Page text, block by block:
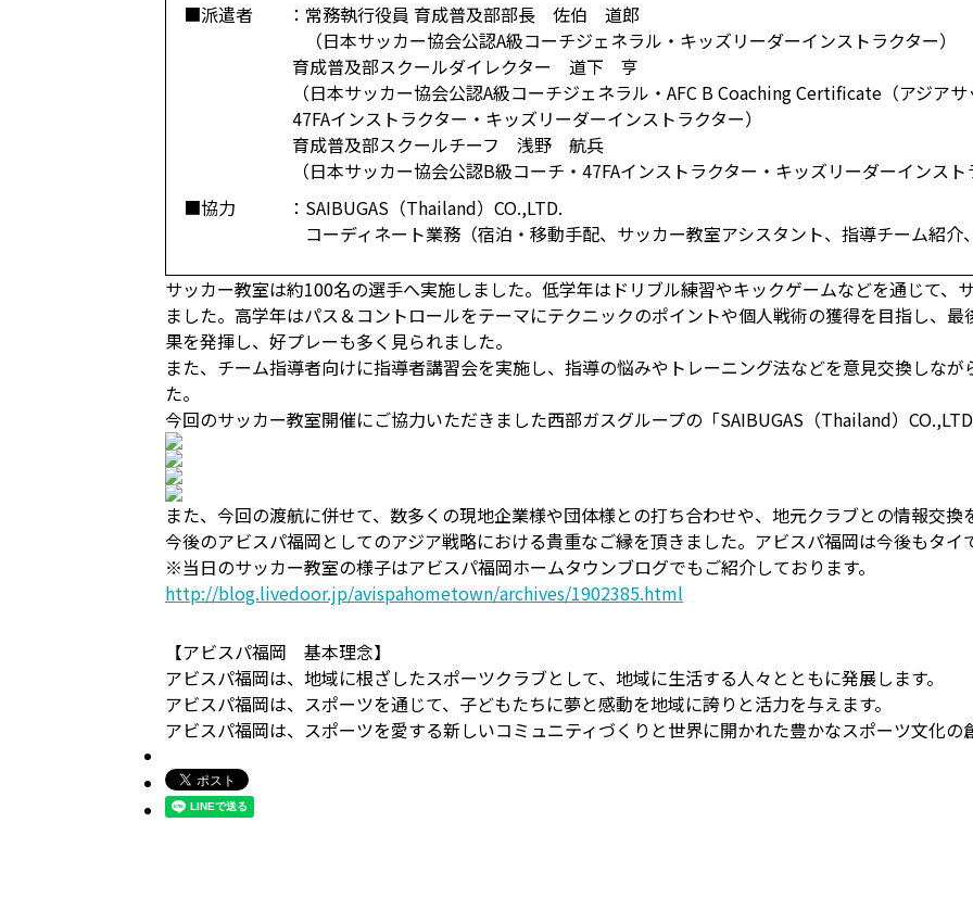
■派遣者 ： 常務執行役員 育成普及部部長 佐伯 道郎
（日本サッカー協会公認A級コーチジェネラル・キッズリーダーインストラクター）
育成普及部スクールダイレクター 道下 亨
（日本サッカー協会公認A級コーチジェネラル・AFC B Coaching Certificate（アジア
47FAインストラクター・キッズリーダーインストラクター）
育成普及部スクールチーフ 浅野 航兵
（日本サッカー協会公認B級コーチ・47FAインストラクター・キッズリーダーインスト
■協力 ： SAIBUGAS（Thailand）CO.,LTD.
コーディネート業務（宿泊・移動手配、サッカー教室アシスタント、指導チーム紹介
サッカー教室は約100名の選手へ実施しました。低学年はドリブル練習やキックゲームなどを通じて、
ました。高学年はパス＆コントロールをテーマにテクニックのポイントや個人戦術の獲得を目指し、
果を発揮し、好プレーも多く見られました。
また、チーム指導者向けに指導者講習会を実施し、指導の悩みやトレーニング法などを意見交換しな
た。
今回のサッカー教室開催にご協力いただきました西部ガスグループの「SAIBUGAS（Thailand）
また、今回の渡航に併せて、数多くの現地企業様や団体様との打ち合わせや、地元クラブとの情報交換
今後のアビスパ福岡としてのアジア戦略における貴重なご縁を頂きました。アビスパ福岡は今後もタイ
※当日のサッカー教室の様子はアビスパ福岡ホームタウンブログでもご紹介しております。
http://blog.livedoor.jp/avispahometown/archives/1902385.html
【アビスパ福岡 基本理念】
アビスパ福岡は、地域に根ざしたスポーツクラブとして、地域に生活する人々とともに発展します。
アビスパ福岡は、スポーツを通じて、子どもたちに夢と感動を地域に誇りと活力を与えます。
アビスパ福岡は、スポーツを愛する新しいコミュニティづくりと世界に開かれた豊かなスポーツ文化の